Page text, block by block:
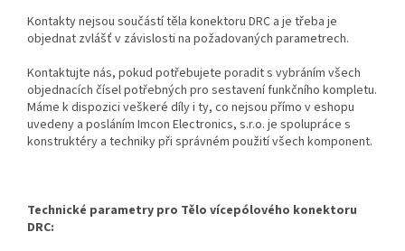
Kontakty nejsou součástí těla konektoru DRC a je třeba je
objednat zvlášť v závislosti na požadovaných parametrech.
Kontaktujte nás, pokud potřebujete poradit s vybráním všech
objednacích čísel potřebných pro sestavení funkčního kompletu.
Máme k dispozici veškeré díly i ty, co nejsou přímo v eshopu
uvedeny a posláním Imcon Electronics, s.r.o. je spolupráce s
konstruktéry a techniky při správném použití všech komponent.
Technické parametry pro Tělo vícepólového konektoru
DRC: